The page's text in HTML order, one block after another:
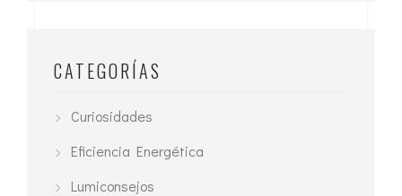
CATEGORÍAS
Curiosidades
Eficiencia Energética
Lumiconsejos